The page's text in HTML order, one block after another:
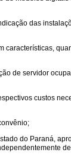
das
características,
de servidor
custos
do Paraná,